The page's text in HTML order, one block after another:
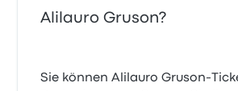
Alilauro Gruson?
Sie können Alilauro Gruson-